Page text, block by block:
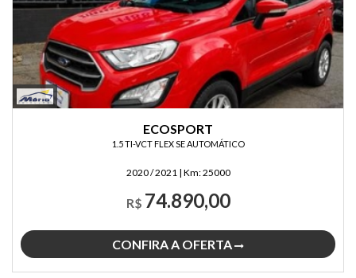
ECOSPORT
1.5 TI-VCT FLEX SE AUTOMÁTICO
2020 / 2021 | Km:25000
R$ 74.890,00
CONFIRA A OFERTA